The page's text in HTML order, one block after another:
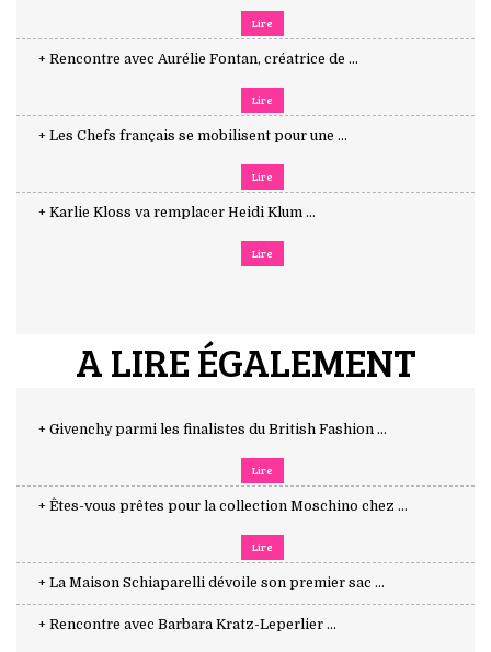
Lire
+ Rencontre avec Aurélie Fontan, créatrice de ...
Lire
+ Les Chefs français se mobilisent pour une ...
Lire
+ Karlie Kloss va remplacer Heidi Klum ...
Lire
A LIRE ÉGALEMENT
+ Givenchy parmi les finalistes du British Fashion ...
Lire
+ Êtes-vous prêtes pour la collection Moschino chez ...
Lire
+ La Maison Schiaparelli dévoile son premier sac ...
+ Rencontre avec Barbara Kratz-Leperlier ...